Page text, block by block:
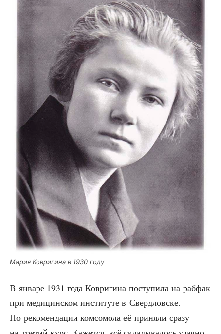
Мария Коври­ги­на в 1930 году
В янва­ре 1931 года Коври­ги­на посту­пи­ла на раб­фак
при меди­цин­ском инсти­ту­те в Сверд­лов­ске.
По реко­мен­да­ции ком­со­мо­ла её при­ня­ли сра­зу